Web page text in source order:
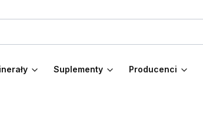
Suplementy Producenci